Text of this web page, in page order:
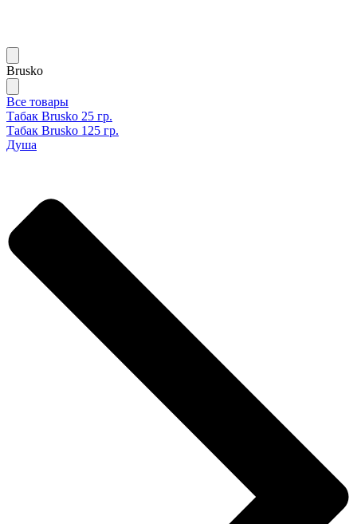
Brusko
Все товары
Табак Brusko 25 гр.
Табак Brusko 125 гр.
Душа